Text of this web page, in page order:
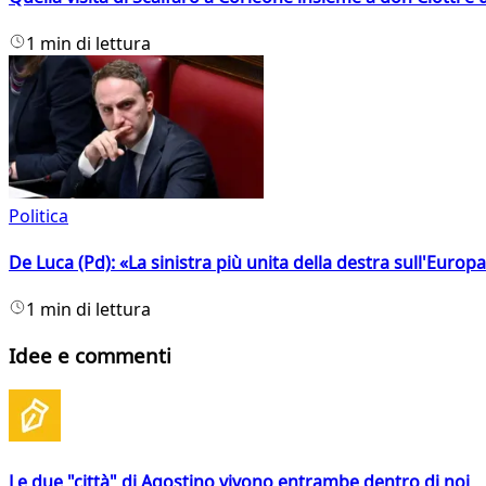
1 min di lettura
Politica
De Luca (Pd): «La sinistra più unita della destra
1 min di lettura
Idee e commenti